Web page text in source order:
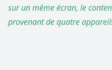
sur un même écran, le
provenant de quatre